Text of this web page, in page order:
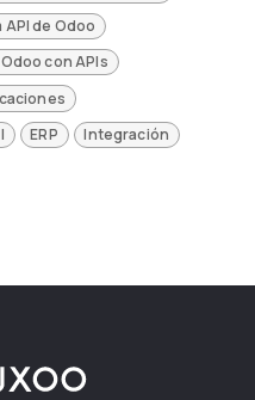
de Odoo
con APIs
ERP
Integración